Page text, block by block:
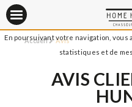
En poursuivant votre navigation,
statistiques et de
Accueil Avis
AVIS